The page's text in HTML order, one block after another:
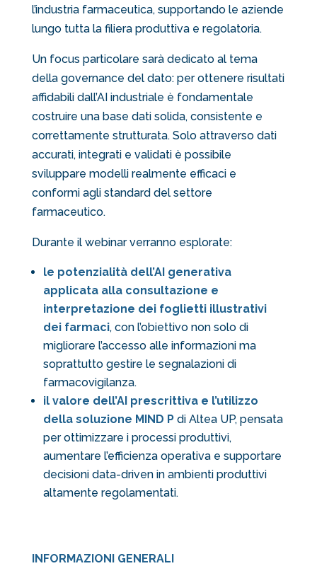
l’industria farmaceutica, supportando le aziende
lungo tutta la filiera produttiva e regolatoria.
Un focus particolare sarà dedicato al tema
della governance del dato: per ottenere risultati
affidabili dall’AI industriale è fondamentale
costruire una base dati solida, consistente e
correttamente strutturata. Solo attraverso dati
accurati, integrati e validati è possibile
sviluppare modelli realmente efficaci e
conformi agli standard del settore
farmaceutico.
Durante il webinar verranno esplorate:
le potenzialità dell’AI generativa
applicata alla consultazione e
interpretazione dei foglietti illustrativi
dei farmaci, con l’obiettivo non solo di
migliorare l’accesso alle informazioni ma
soprattutto gestire le segnalazioni di
farmacovigilanza.
il valore dell’AI prescrittiva e l’utilizzo
della soluzione MIND Pdi Altea UP, pensata
per ottimizzare i processi produttivi,
aumentare l’efficienza operativa e supportare
decisioni data-driven in ambienti produttivi
altamente regolamentati.
INFORMAZIONI GENERALI